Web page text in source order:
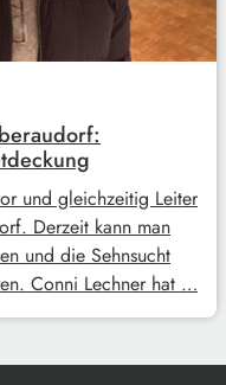
und gleichzeitig Leiter
Derzeit kann man
und die Sehnsucht
Conni Lechner hat …